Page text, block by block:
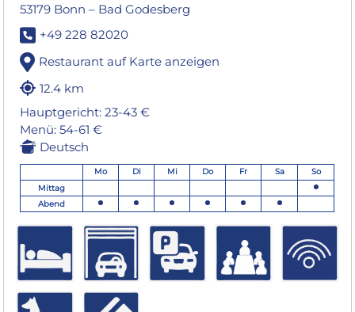
53179 Bonn – Bad Godesberg
+49 228 82020
Restaurant auf Karte anzeigen
12.4 km
Hauptgericht: 23-43 €
Menü: 54-61 €
Deutsch
Mo Di Mi Do Fr Sa
So
Mittag
Abend